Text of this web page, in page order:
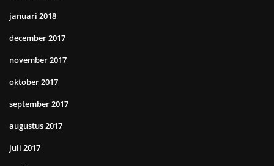
januari 2018
december 2017
november 2017
oktober 2017
september 2017
augustus 2017
juli 2017